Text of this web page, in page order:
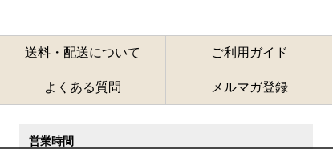
送料・配送について ご利用ガイド
よくある質問 メルマガ登録
営業時間